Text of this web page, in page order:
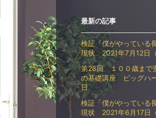
最新の記事
検証『僕がやってい
現状 2021年7月12日（
第28回 １００歳まで
の基礎講座 ビッグハ
日
検証「僕がやってい
現状 2021年6月17日（